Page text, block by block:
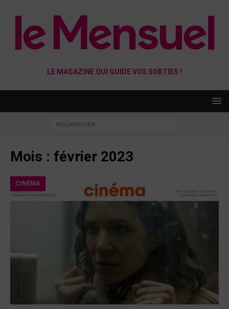
LE MAGAZINE QUI GUIDE VOS SORTIES !
Mois : février 2023
CINÉMA